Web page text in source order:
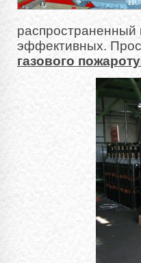
эффективных.
газового